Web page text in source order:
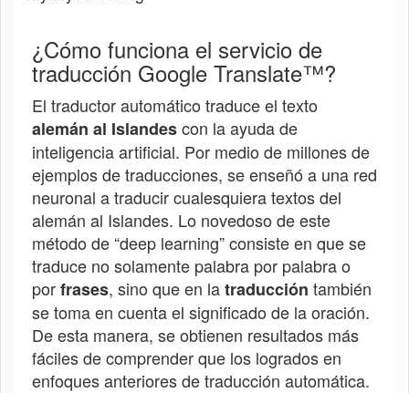
¿Cómo funciona el servicio de
traducción Google Translate™?
El traductor automático traduce el texto
alemán al Islandescon la ayuda de
inteligencia artificial. Por medio de millones de
ejemplos de traducciones, se enseñó a una red
neuronal a traducir cualesquiera textos del
alemán al Islandes. Lo novedoso de este
método de “deep learning” consiste en que se
traduce no solamente palabra por palabra o
porfrases, sino que en latraducción también
se toma en cuenta el significado de la oración.
De esta manera, se obtienen resultados más
fáciles de comprender que los logrados en
enfoques anteriores de traducción automática.